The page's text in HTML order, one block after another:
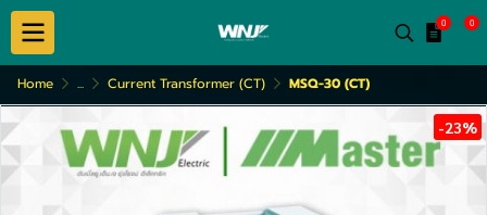
0 0
Home ... Current Transformer (CT) MSQ-30 (CT)
-23%